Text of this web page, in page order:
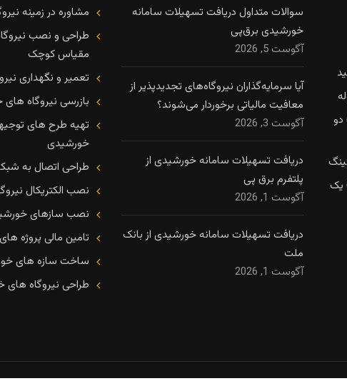
دو
یک
سوالات متداول دریافت تسهیلات سامانه
خورشیدی برق‌پی
آگوست 5, 2026
آیا سرمایه‌گذاران نیروگاه‌های تجدیدپذیر از
معافیت مالیاتی برخوردار می‌شوند؟
آگوست 3, 2026
دریافت تسهیلات سامانه خورشیدی از
پلتفرم برق پی
آگوست 1, 2026
دریافت تسهیلات سامانه خورشیدی از بانک
ملت
آگوست 1, 2026
مشاوره در زمینه
طراحی و نصب
مقیاس کوچک
تعمیر و نگهداری
بازرسی نیروگاه
تهیه طرح های
خورشیدی
طراحی اتصال به
نصب الکتریکال
نصب سازهای
تامین مالی پروژه
ساخت سازه های
طراحی نیروگاه